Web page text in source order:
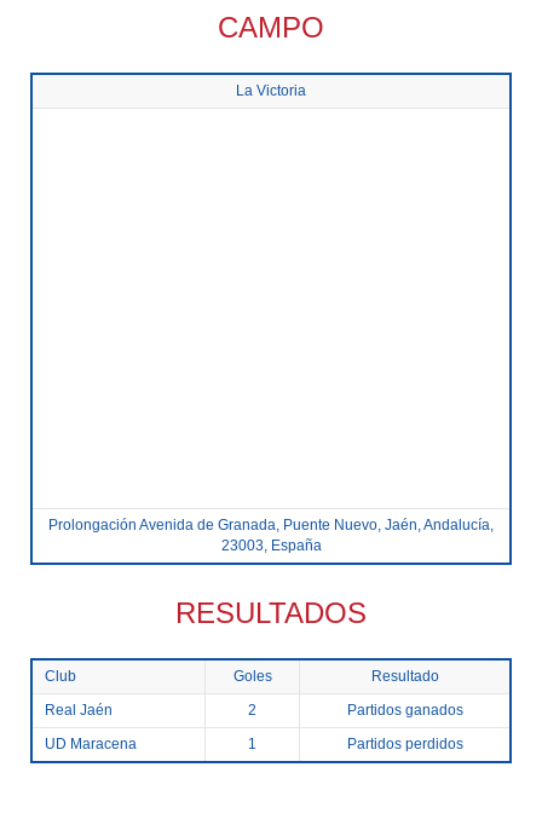
CAMPO
La Victoria
Prolongación Avenida de Granada, Puente Nuevo, Jaén, Andalucía,
23003, España
RESULTADOS
Club Goles Resultado
Real Jaén 2 Partidos ganados
UD Maracena 1 Partidos perdidos